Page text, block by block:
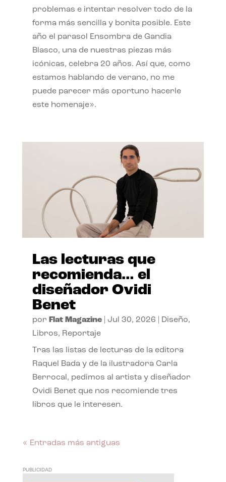
problemas e intentar resolver todo de la
forma más sencilla y bonita posible. Este
año el parasol Ensombra de Gandia
Blasco, una de nuestras piezas más
icónicas, celebra 20 años. Así que, como
estamos hablando de verano, no me
puede parecer más oportuno hacerle
este homenaje».
Las lecturas que
recomienda… el
diseñador Ovidi
Benet
por Flat Magazine| Jul 30, 2026 Diseño,
Libros, Reportaje
Tras las listas de lecturas de la editora
Raquel Bada y de la ilustradora Carla
Berrocal, pedimos al artista y diseñador
Ovidi Benet que nos recomiende tres
libros que le interesen.
« Entradas más antiguas
PUBLICIDAD